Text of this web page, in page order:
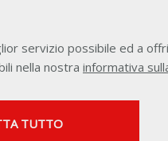
servizio possibile ed a
nella nostra informativa
TUTTO
Privacy Trasparenza